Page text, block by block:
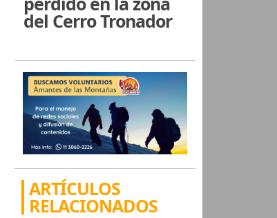
del Cerro Tronador
ARTÍCULOS
RELACIONADOS